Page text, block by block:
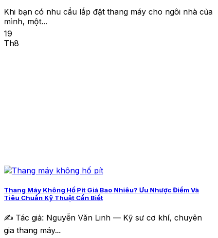
Khi bạn có nhu cầu lắp đặt thang máy cho ngôi nhà của
mình, một...
19
Th8
Thang Máy Không Hố Pít Giá Bao Nhiêu? Ưu Nhược Điểm Và
Tiêu Chuẩn Kỹ Thuật Cần Biết
✍️ Tác giả: Nguyễn Văn Linh — Kỹ sư cơ khí, chuyên
gia thang máy...